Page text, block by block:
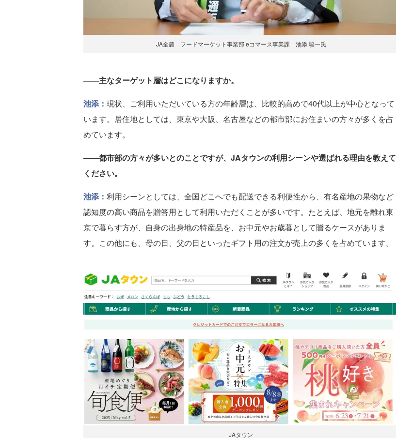
JA全農 フードマーケット事業部 eコマース事業課 池添 駿一氏
――主なターゲット層はどこになりますか。
池添： 現状、ご利用いただいている方の年齢層は、比較的高めで40代以上が中心となって
います。居住地としては、東京や大阪、名古屋などの都市部にお住まいの方々が多くを占
めています。
――都市部の方々が多いとのことですが、JAタウンの利用シーンや選ばれる理由を教えて
ください。
池添： 利用シーンとしては、全国どこへでも配送できる利便性から、有名産地の果物など
認知度の高い商品を贈答用として利用いただくことが多いです。たとえば、地元を離れ東
京で暮らす方が、自身の出身地の特産品を、お中元やお歳暮として贈るケースがありま
す。この他にも、母の日、父の日といったギフト用の注文が売上の多くを占めています。
JAタウン